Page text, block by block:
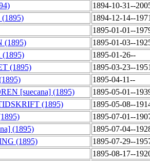
1894-10-31--
1894-12-14--
1895-01-01--
(1895)
1895-01-03--
1895-01-26--
(1895)
1895-03-23--
1895-04-11--
[suecana] (1895)
1895-05-01--
(1895)
1895-05-08--
1895-07-01--
(1895)
1895-07-04--
(1895)
1895-07-29--
1895-08-17--